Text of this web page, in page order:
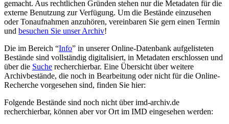
gemacht. Aus rechtlichen Gründen stehen nur die Metadaten für die
externe Benutzung zur Verfügung. Um die Bestände einzusehen
oder Tonaufnahmen anzuhören, vereinbaren Sie gern einen Termin
und besuchen Sie unser Archiv!
Die im Bereich “Info” in unserer Online-Datenbank aufgelisteten
Bestände sind vollständig digitalisiert, in Metadaten erschlossen und
über die Suche recherchierbar. Eine Übersicht über weitere
Archivbestände, die noch in Bearbeitung oder nicht für die Online-
Recherche vorgesehen sind, finden Sie hier:
Folgende Bestände sind noch nicht über imd-archiv.de
recherchierbar, können aber vor Ort im IMD eingesehen werden: